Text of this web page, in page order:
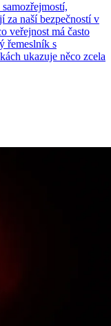
za naší bezpečností v
veřejnost má často
řemeslník s
ukazuje něco zcela